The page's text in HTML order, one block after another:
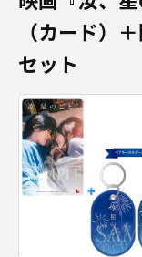
（カード）
セット